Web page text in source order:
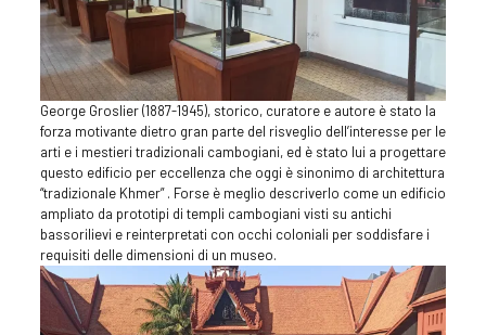
George Groslier (1887-1945), storico, curatore e autore è stato la
forza motivante dietro gran parte del risveglio dell’interesse per le
arti e i mestieri tradizionali cambogiani, ed è stato lui a progettare
questo edificio per eccellenza che oggi è sinonimo di architettura
“tradizionale Khmer” . Forse è meglio descriverlo come un edificio
ampliato da prototipi di templi cambogiani visti su antichi
bassorilievi e reinterpretati con occhi coloniali per soddisfare i
requisiti delle dimensioni di un museo.